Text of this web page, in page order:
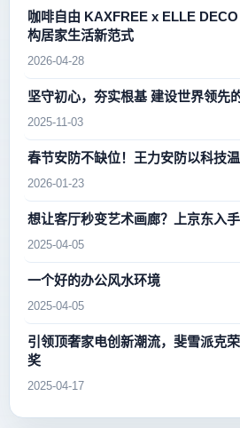
咖啡自由 KAXFREE x ELLE
构居家生活新范式
2026-04-28
坚守初心，夯实根基 建
2025-11-03
春节安防不缺位！王力安防以科技
2026-01-23
想让客厅秒变艺术画廊？上京东入
2025-04-05
一个好的办公风水环境
2025-04-05
引领顶奢家电创新潮流，斐雪派克
奖
2025-04-17